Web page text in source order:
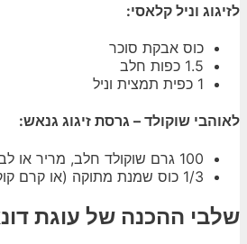
לזיגוג וניל קלאסי:
כוס אבקת סוכר
1.5 כפות חלב
1 כפית תמצית וניל
לאוהבי שוקולד – גרסת זיגוג גנאש:
100 גרם שוקולד חלב, מריר או לבן (תלוי במצב הרוח)
1/3 כוס שמנת מתוקה (או קרם קוקוס לגרסה טבעונית)
שלבי ההכנה של עוגת